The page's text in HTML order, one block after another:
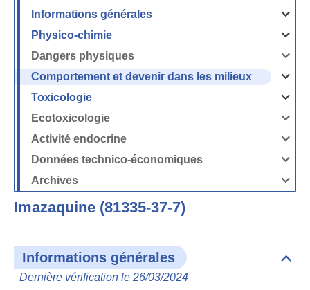
Informations générales
Ouvrir
la
générales
Physico-chimie
Ouvrir
la
chimie
Dangers physiques
Ouvrir
la
Comportement et devenir dans les milieux
Ouvrir
la
et
les
milieux
Toxicologie
Ouvrir
la
Ecotoxicologie
Ouvrir
la
Activité endocrine
Ouvrir
la
endocrine
Données technico-économiques
Ouvrir
la
Données
Archives
Ouvrir
Imazaquine (81335-37-7)
Informations générales
Dernière vérification le 26/03/2024